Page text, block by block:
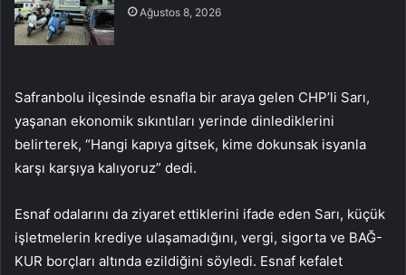
Ağustos 8, 2026
Safranbolu ilçesinde esnafla bir araya gelen CHP’li Sarı,
yaşanan ekonomik sıkıntıları yerinde dinlediklerini
belirterek, “Hangi kapıya gitsek, kime dokunsak isyanla
karşı karşıya kalıyoruz” dedi.
Esnaf odalarını da ziyaret ettiklerini ifade eden Sarı, küçük
işletmelerin krediye ulaşamadığını, vergi, sigorta ve BAĞ-
KUR borçları altında ezildiğini söyledi. Esnaf kefalet